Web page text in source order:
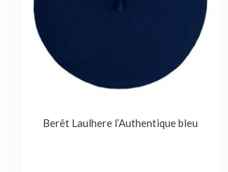
Berêt Laulhere l’Authentique bleu